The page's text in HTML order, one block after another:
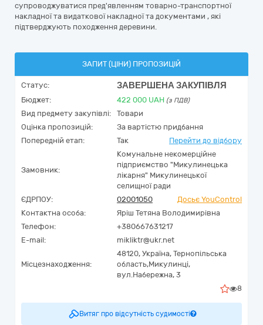
супроводжуватися пред'явленням товарно-транспортної
накладної та видаткової накладної та документами , які
підтверджують походження деревини.
ЗАПИТ (ЦІНИ) ПРОПОЗИЦІЙ
Статус: ЗАВЕРШЕНА ЗАКУПІВЛЯ
Бюджет: 422 000 UAH (з ПДВ)
Вид предмету закупівлі:
Товари
Оцінка пропозицій:
За вартістю придбання
Попередній етап:
Так Перейти до відбору
Замовник:
Комунальне некомерційне
підприємство "Микулинецька
лікарня" Микулинецької
селищної ради
ЄДРПОУ:
02001050
Досьє YouControl
Контактна особа:
Яріш Тетяна Володимирівна
Телефон:
+380667631217
E-mail:
mikliktr@ukr.net
Місцезнаходження:
48120, Україна, Тернопільська
область,Микулинці,
вул.Набережна, 3
8
Витяг про відсутність судимості